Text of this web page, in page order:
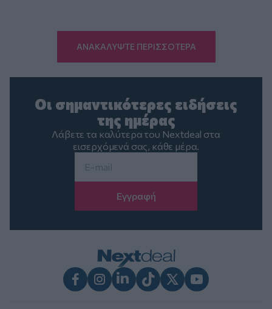
ΑΝΑΚΑΛΥΨΤΕ ΠΕΡΙΣΣΟΤΕΡΑ
Οι σημαντικότερες ειδήσεις
της ημέρας
Λάβετε τα καλύτερα του Nextdeal στα
εισερχόμενά σας, κάθε μέρα.